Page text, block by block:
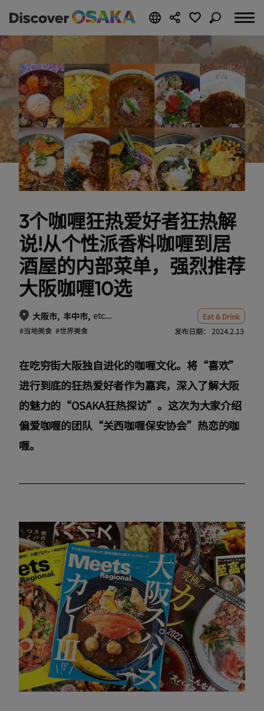
3个咖喱狂热爱好者狂热解
说!从个性派香料咖喱到居
酒屋的内部菜单，强烈推荐
大阪咖喱10选
大阪市 丰中市 etc...
Eat & Drink
#当地美食 #世界美食 发布日期： 2024.2.13
在吃穷街大阪独自进化的咖喱文化。将“喜欢”
进行到底的狂热爱好者作为嘉宾，深入了解大阪
的魅力的“OSAKA狂热探访”。这次为大家介绍
偏爱咖喱的团队“关西咖喱保安协会”热恋的咖
喱。